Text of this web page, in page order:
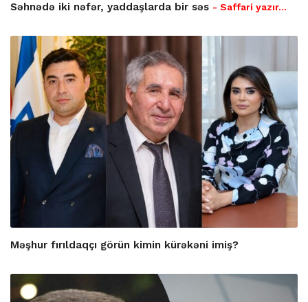
Səhnədə iki nəfər, yaddaşlarda bir səs - Saffari yazır…
Məşhur fırıldaqçı görün kimin kürəkəni imiş?